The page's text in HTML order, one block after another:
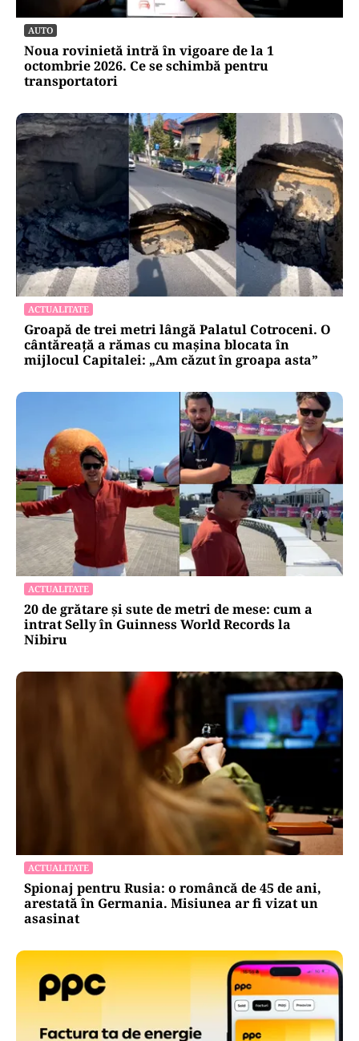
AUTO
Noua rovinietă intră în vigoare de la 1
octombrie 2026. Ce se schimbă pentru
transportatori
ACTUALITATE
Groapă de trei metri lângă Palatul Cotroceni. O
cântăreață a rămas cu mașina blocata în
mijlocul Capitalei: „Am căzut în groapa asta”
ACTUALITATE
20 de grătare și sute de metri de mese: cum a
intrat Selly în Guinness World Records la
Nibiru
ACTUALITATE
Spionaj pentru Rusia: o româncă de 45 de ani,
arestată în Germania. Misiunea ar fi vizat un
asasinat